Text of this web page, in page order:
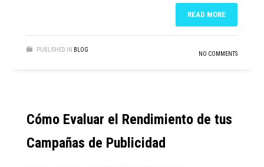
READ MORE
PUBLISHED IN BLOG
NO COMMENTS
Cómo Evaluar el Rendimiento de tus
Campañas de Publicidad